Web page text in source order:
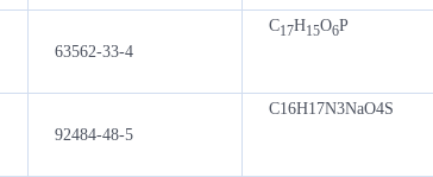
63562-33-4
C17H15O6P
92484-48-5
C16H17N3NaO4S